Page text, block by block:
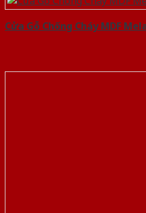
Cửa Gỗ Chống Cháy MDF